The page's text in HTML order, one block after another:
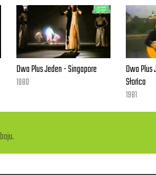
Dwa Plus Jeden - Singapore
1980
Dwa
Słońca
1981